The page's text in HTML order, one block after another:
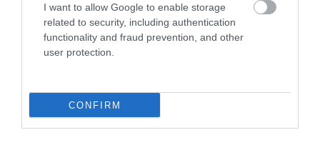
I want to allow Google to enable storage
related to security, including authentication
functionality and fraud prevention, and other
user protection.
CONFIRM
Minden ízletes volt, amit
kipróbáltunk. A változtatásokat
rugalmasan kezelték. Az ár-
ötezer forint körüli számlát
kaptunk. Elégedetten
távoztunk.